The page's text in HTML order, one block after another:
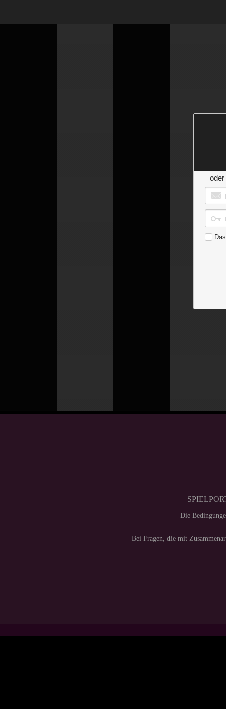
Die
Bei Fragen, die mit